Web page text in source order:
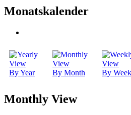
Monatskalender
By Year By Month By Week
Monthly View